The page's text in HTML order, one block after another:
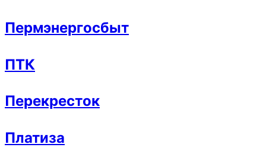
Пермэнергосбыт
ПТК
Перекресток
Платиза